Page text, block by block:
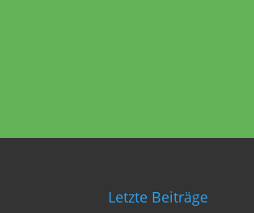
Letzte Beiträge